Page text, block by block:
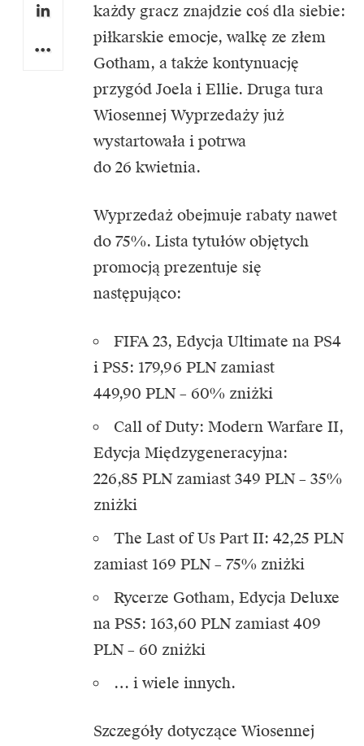
każdy gracz znajdzie coś dla siebie:
piłkarskie emocje, walkę ze złem
Gotham, a także kontynuację
przygód Joela i Ellie. Druga tura
Wiosennej Wyprzedaży już
wystartowała i potrwa
do 26 kwietnia.
Wyprzedaż obejmuje rabaty nawet
do 75%. Lista tytułów objętych
promocją prezentuje się
następująco:
FIFA 23, Edycja Ultimate na PS4
i PS5: 179,96 PLN zamiast
449,90 PLN – 60% zniżki
Call of Duty: Modern Warfare II,
Edycja Międzygeneracyjna:
226,85 PLN zamiast 349 PLN – 35%
zniżki
The Last of Us Part II: 42,25 PLN
zamiast 169 PLN – 75% zniżki
Rycerze Gotham, Edycja Deluxe
na PS5: 163,60 PLN zamiast 409
PLN – 60 zniżki
… i wiele innych.
Szczegóły dotyczące Wiosennej